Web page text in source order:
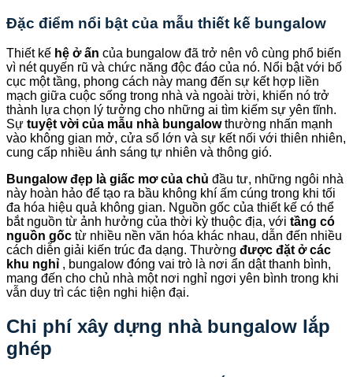
Đặc điểm nổi bật của mẫu thiết kế bungalow
Thiết kế hệ ở ấn của bungalow đã trở nên vô cùng phổ biến
vì nét quyến rũ và chức năng độc đáo của nó. Nổi bật với bố
cục một tầng, phong cách này mang đến sự kết hợp liền
mạch giữa cuộc sống trong nhà và ngoài trời, khiến nó trở
thành lựa chọn lý tưởng cho những ai tìm kiếm sự yên tĩnh.
Sự tuyệt vời của mẫu nhà bungalowthường nhấn mạnh
vào không gian mở, cửa sổ lớn và sự kết nối với thiên nhiên,
cung cấp nhiều ánh sáng tự nhiên và thông gió.
Bungalow đẹp là giấc mơ của chủ đầu tư, những ngôi nhà
này hoàn hảo để tạo ra bầu không khí ấm cúng trong khi tối
đa hóa hiệu quả không gian. Nguồn gốc của thiết kế có thể
bắt nguồn từ ảnh hưởng của thời kỳ thuộc địa, với tầng có
nguồn gốc từ nhiều nền văn hóa khác nhau, dẫn đến nhiều
cách diễn giải kiến trúc đa dạng. Thường được đặt ở các
khu nghỉ , bungalow đóng vai trò là nơi ẩn dật thanh bình,
mang đến cho chủ nhà một nơi nghỉ ngơi yên bình trong khi
vẫn duy trì các tiện nghi hiện đại.
Chi phí xây dựng nhà bungalow lắp
ghép